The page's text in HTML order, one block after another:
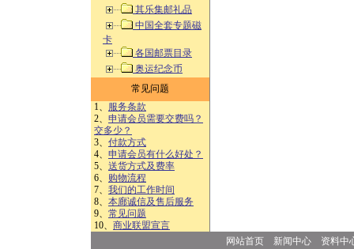
其乐集邮礼品
中国全套专题磁
卡
各国邮票目录
奥运纪念币
常见问题
1、 服务条款
2、 申请会员需要交费吗？
交多少？
3、 付款方式
4、 申请会员有什么好处？
5、 送货方式及费率
6、 购物流程
7、 我们的工作时间
8、 本廊诚信及售后服务
9、 常见问题
10、 商业联盟宣言
网站首页 新闻中心
资料中